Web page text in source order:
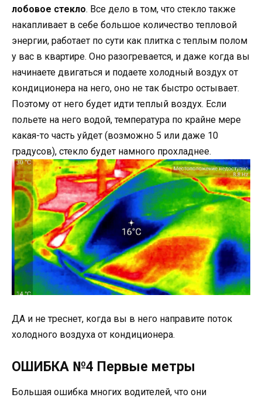
лобовое стекло. Все дело в том, что стекло также
накапливает в себе большое количество тепловой
энергии, работает по сути как плитка с теплым полом
у вас в квартире. Оно разогревается, и даже когда вы
начинаете двигаться и подаете холодный воздух от
кондиционера на него, оно не так быстро остывает.
Поэтому от него будет идти теплый воздух. Если
польете на него водой, температура по крайне мере
какая-то часть уйдет (возможно 5 или даже 10
градусов), стекло будет намного прохладнее.
ДА и не треснет, когда вы в него направите поток
холодного воздуха от кондиционера.
ОШИБКА №4 Первые метры
Большая ошибка многих водителей, что они